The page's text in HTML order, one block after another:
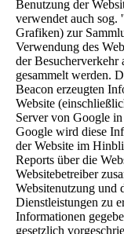
Benutzung der
verwendet auch sog.
Grafiken) zur
Verwendung des
der Besucherverkehr
gesammelt werden.
Beacon erzeugten
Website
Server von Google
Google wird diese
der Website im
Reports über die
Websitebetreiber
Websitenutzung und
Dienstleistungen zu
Informationen
gesetzlich